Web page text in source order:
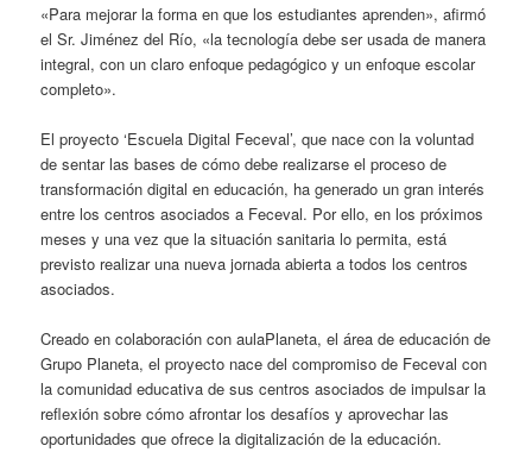
«Para mejorar la forma en que los estudiantes aprenden», afirmó
el Sr. Jiménez del Río, «la tecnología debe ser usada de manera
integral, con un claro enfoque pedagógico y un enfoque escolar
completo».
El proyecto ‘Escuela Digital Feceval’, que nace con la voluntad
de sentar las bases de cómo debe realizarse el proceso de
transformación digital en educación, ha generado un gran interés
entre los centros asociados a Feceval. Por ello, en los próximos
meses y una vez que la situación sanitaria lo permita, está
previsto realizar una nueva jornada abierta a todos los centros
asociados.
Creado en colaboración con aulaPlaneta, el área de educación de
Grupo Planeta, el proyecto nace del compromiso de Feceval con
la comunidad educativa de sus centros asociados de impulsar la
reflexión sobre cómo afrontar los desafíos y aprovechar las
oportunidades que ofrece la digitalización de la educación.